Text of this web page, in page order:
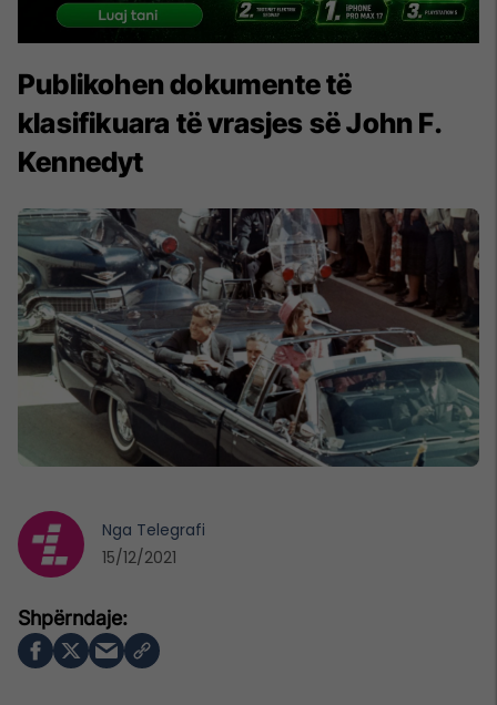
Publikohen dokumente të
klasifikuara të vrasjes së John F.
Kennedyt
Nga Telegrafi
15/12/2021